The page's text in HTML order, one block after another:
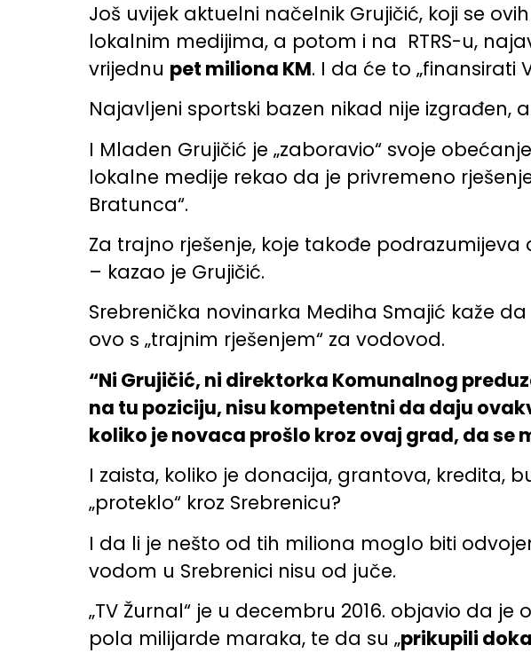
Još uvijek aktuelni načelnik Grujičić, koji se
lokalnim medijima, a potom i na RTRS-u,
vrijednu pet miliona KM. I da će to „finansirati
Najavljeni sportski bazen nikad nije
I Mladen Grujičić je „zaboravio“ svoje
lokalne medije rekao da je privremeno
Bratunca“.
Za trajno rješenje, koje takođe
– kazao je Grujičić.
Srebrenička novinarka Mediha Smajić kaže
ovo s „trajnim rješenjem“ za vodovod.
“Ni Grujičić, ni direktorka Komunalnog
na tu poziciju, nisu kompetentni da daju
koliko je novaca prošlo kroz ovaj grad, da
I zaista, koliko je donacija, grantova, kredita,
„proteklo“ kroz Srebrenicu?
I da li je nešto od tih miliona moglo biti
vodom u Srebrenici nisu od juče.
„TV Žurnal“ je u decembru 2016. objavio da
pola milijarde maraka, te da su „prikupili